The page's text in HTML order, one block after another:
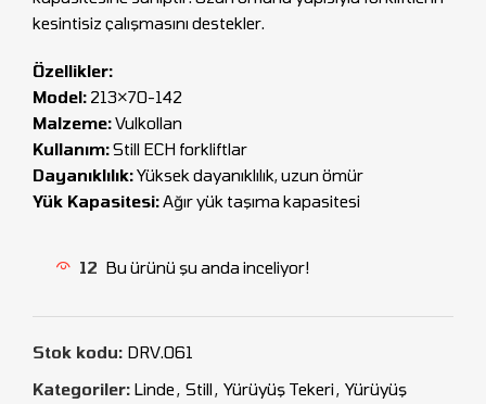
kesintisiz çalışmasını destekler.
Özellikler:
Model: 213×70-142
Malzeme:Vulkollan
Kullanım:Still ECH forkliftlar
Dayanıklılık:Yüksek dayanıklılık, uzun ömür
Yük Kapasitesi:Ağır yük taşıma kapasitesi
12 Bu ürünü şu anda inceliyor!
Stok kodu: DRV.061
Kategoriler: Linde, Still, Yürüyüş Tekeri, Yürüyüş